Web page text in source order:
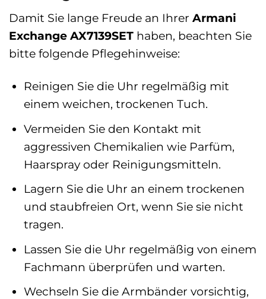
Damit Sie lange Freude an Ihrer Armani
Exchange AX7139SET haben, beachten Sie
bitte folgende Pflegehinweise:
Reinigen Sie die Uhr regelmäßig mit
einem weichen, trockenen Tuch.
Vermeiden Sie den Kontakt mit
aggressiven Chemikalien wie Parfüm,
Haarspray oder Reinigungsmitteln.
Lagern Sie die Uhr an einem trockenen
und staubfreien Ort, wenn Sie sie nicht
tragen.
Lassen Sie die Uhr regelmäßig von einem
Fachmann überprüfen und warten.
Wechseln Sie die Armbänder vorsichtig,